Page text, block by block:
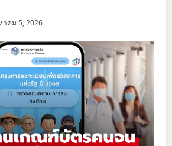
าคม 5, 2026